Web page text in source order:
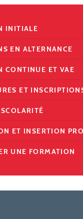
INITIALE
EN ALTERNANCE
CONTINUE ET VAE
ET
ET INSERTION
UNE FORMATION